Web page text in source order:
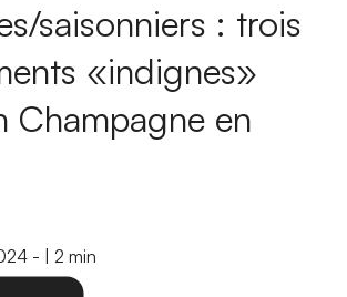
saisonniers : trois
«indignes»
Champagne en
- 2 min